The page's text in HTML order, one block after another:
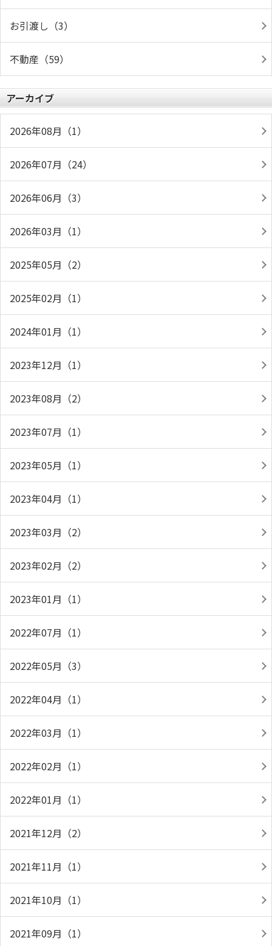
お引渡し（3）
不動産（59）
アーカイブ
2026年08月（1）
2026年07月（24）
2026年06月（3）
2026年03月（1）
2025年05月（2）
2025年02月（1）
2024年01月（1）
2023年12月（1）
2023年08月（2）
2023年07月（1）
2023年05月（1）
2023年04月（1）
2023年03月（2）
2023年02月（2）
2023年01月（1）
2022年07月（1）
2022年05月（3）
2022年04月（1）
2022年03月（1）
2022年02月（1）
2022年01月（1）
2021年12月（2）
2021年11月（1）
2021年10月（1）
2021年09月（1）